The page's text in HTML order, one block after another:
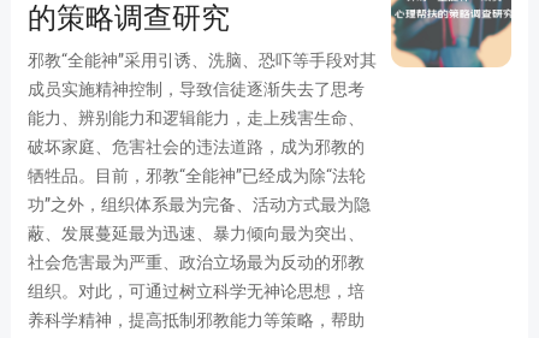
的策略调查研究
邪教“全能神”采用引诱、洗脑、恐吓等手段对其
成员实施精神控制，导致信徒逐渐失去了思考
能力、辨别能力和逻辑能力，走上残害生命、
破坏家庭、危害社会的违法道路，成为邪教的
牺牲品。目前，邪教“全能神”已经成为除“法轮
功”之外，组织体系最为完备、活动方式最为隐
蔽、发展蔓延最为迅速、暴力倾向最为突出、
社会危害最为严重、政治立场最为反动的邪教
组织。对此，可通过树立科学无神论思想，培
养科学精神，提高抵制邪教能力等策略，帮助